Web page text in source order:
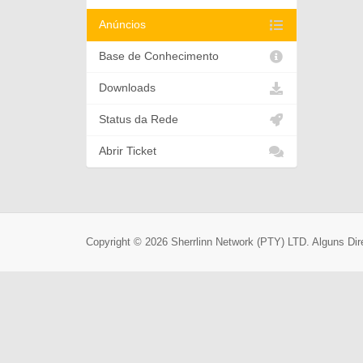
Anúncios
Base de Conhecimento
Downloads
Status da Rede
Abrir Ticket
Copyright © 2026 Sherrlinn Network (PTY) LTD. Alguns